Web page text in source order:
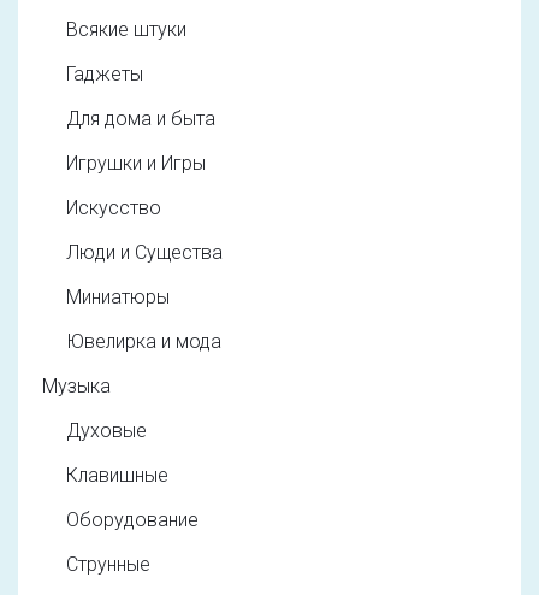
Всякие штуки
Гаджеты
Для дома и быта
Игрушки и Игры
Искусство
Люди и Существа
Миниатюры
Ювелирка и мода
Музыка
Духовые
Клавишные
Оборудование
Струнные